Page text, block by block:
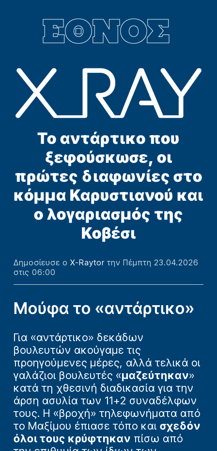
Το αντάρτικο που
ξεφούσκωσε, οι
πρώτες διαφωνίες στο
κόμμα Καρυστιανού και
ο λογαριασμός της
Κοβέσι
Δημοσίευσε ο X-Raytor την Πέμπτη 23.04.2026
στις 06:00
Μούφα το «αντάρτικο»
Για «αντάρτικο» δεκάδων
βουλευτών ακούγαμε τις
προηγούμενες μέρες, αλλά τελικά οι
γαλάζιοι βουλευτές «μαζεύτηκαν»
κατά τη χθεσινή διαδικασία για την
άρση ασυλία των 11+2 συναδέλφων
τους. Η «βροχή» τηλεφωνήματα από
το Μαξίμου έπιασε τόπο και σχεδόν
όλοι τους κρύφτηκαν πίσω από